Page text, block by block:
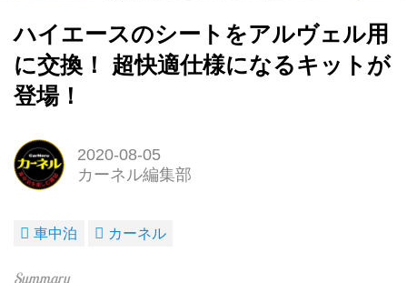
ハイエースのシートをアルヴェル用
に交換！ 超快適仕様になるキットが
登場！
2020-08-05
カーネル編集部
車中泊 カーネル